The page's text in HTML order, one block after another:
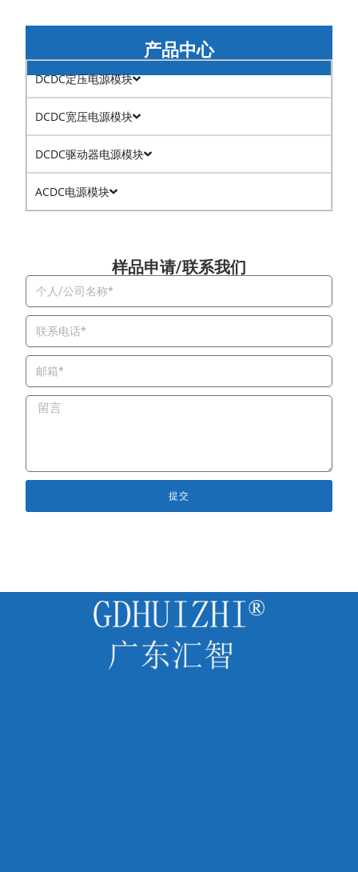
产品中心
DCDC定压电源模块
DCDC宽压电源模块
DCDC驱动器电源模块
ACDC电源模块
样品申请/联系我们​
提交